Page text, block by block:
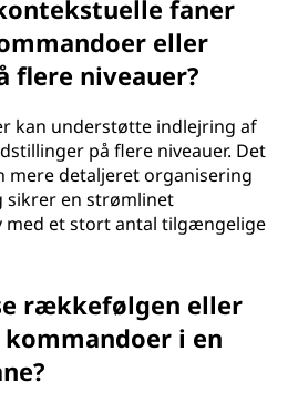
faner
eller
flere niveauer?
kan understøtte indlejring af
på flere niveauer. Det
mere detaljeret organisering
en strømlinet
med et stort antal tilgængelige
rækkefølgen eller
i en